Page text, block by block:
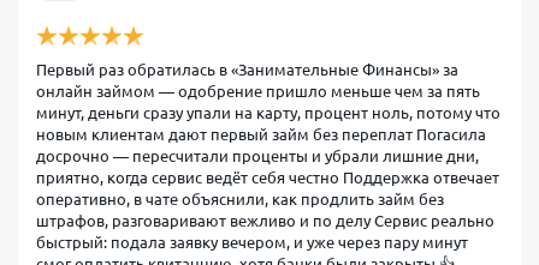
Первый раз обратилась в «Занимательные Финансы» за
онлайн займом — одобрение пришло меньше чем за пять
минут, деньги сразу упали на карту, процент ноль, потому что
новым клиентам дают первый займ без переплат Погасила
досрочно — пересчитали проценты и убрали лишние дни,
приятно, когда сервис ведёт себя честно Поддержка отвечает
оперативно, в чате объяснили, как продлить займ без
штрафов, разговаривают вежливо и по делу Сервис реально
быстрый: подала заявку вечером, и уже через пару минут